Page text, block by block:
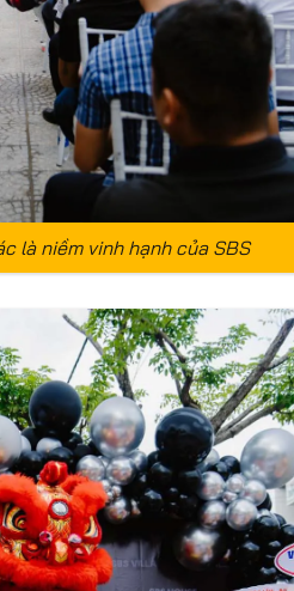
là niềm vinh hạnh của SBS